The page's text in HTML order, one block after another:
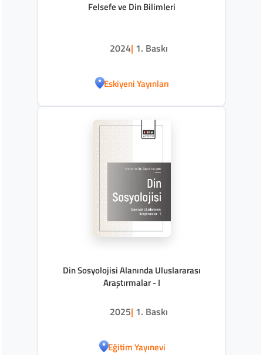
Felsefe ve Din Bilimleri
2024| 1. Baskı
Eskiyeni Yayınları
Din Sosyolojisi Alanında Uluslararası
Araştırmalar - I
2025| 1. Baskı
Eğitim Yayınevi